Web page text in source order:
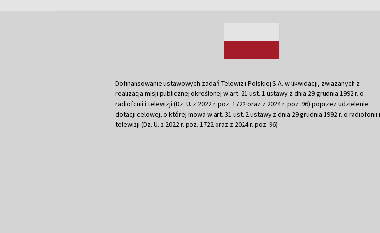
Dofinansowanie ustawowych zadań Telewizji Polskiej S.A. w likwidacji, związanych z
realizacją misji publicznej określonej w art. 21 ust. 1 ustawy z dnia 29 grudnia 1992 r. o
radiofonii i telewizji (Dz. U. z 2022 r. poz. 1722 oraz z 2024 r. poz. 96) poprzez udzielenie
dotacji celowej, o której mowa w art. 31 ust. 2 ustawy z dnia 29 grudnia 1992 r. o radiofonii i
telewizji (Dz. U. z 2022 r. poz. 1722 oraz z 2024 r. poz. 96)